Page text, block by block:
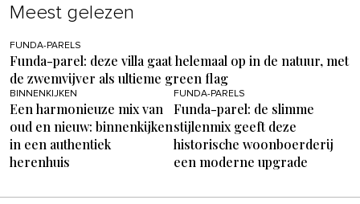
Meest gelezen
FUNDA-PARELS
Funda-parel: deze villa gaat helemaal op in de natuur, met
de zwemvijver als ultieme green flag
BINNENKIJKEN
Een harmonieuze mix van
oud en nieuw: binnenkijken
in een authentiek
herenhuis
FUNDA-PARELS
Funda-parel: de slimme
stijlenmix geeft deze
historische woonboerderij
een moderne upgrade